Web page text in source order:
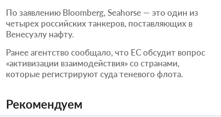
По заявлению Bloomberg, Seahorse — это один из
четырех российских танкеров, поставляющих в
Венесуэлу нафту.
Ранее агентство сообщало, что ЕС обсудит вопрос
«активизации взаимодействия» со странами,
которые регистрируют суда теневого флота.
Рекомендуем